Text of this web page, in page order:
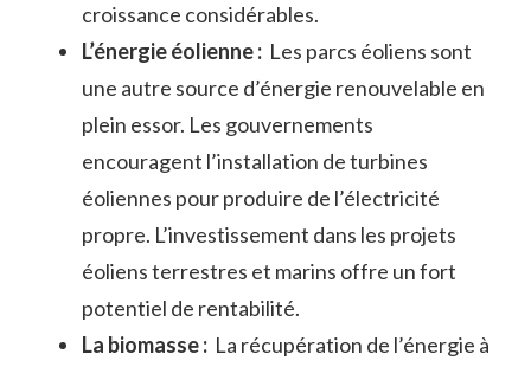
croissance considérables.
L’énergie⁣ éolienne : ‌ Les parcs éoliens sont
une autre source d’énergie renouvelable en
plein essor. Les gouvernements
encouragent l’installation⁣ de turbines
éoliennes‍ pour produire de⁣ l’électricité
propre. L’investissement dans les projets
éoliens terrestres et marins offre un fort
potentiel de rentabilité.
La biomasse : ⁣ La ⁣récupération de l’énergie à